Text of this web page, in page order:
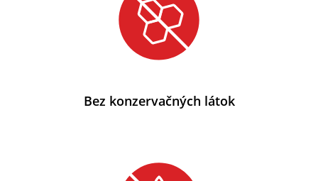
Bez konzervačných látok